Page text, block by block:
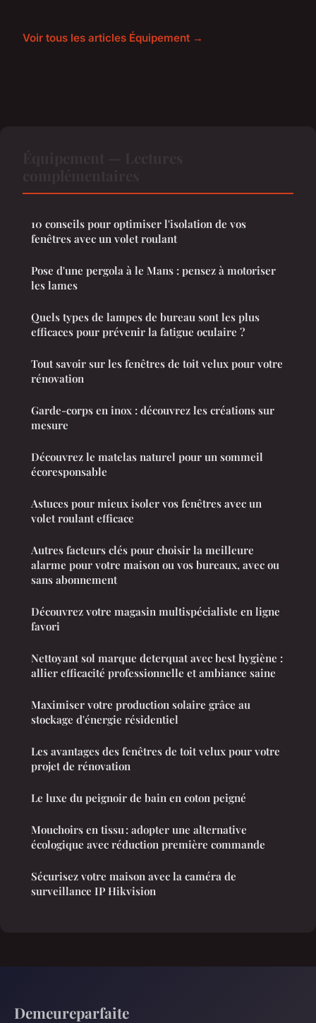
Voir tous les articles Équipement →
10 conseils pour optimiser l'isolation de vos
fenêtres avec un volet roulant
Pose d'une pergola à le Mans : pensez à motoriser
les lames
Quels types de lampes de bureau sont les plus
efficaces pour prévenir la fatigue oculaire ?
Tout savoir sur les fenêtres de toit velux pour votre
rénovation
Garde-corps en inox : découvrez les créations sur
mesure
Découvrez le matelas naturel pour un sommeil
écoresponsable
Astuces pour mieux isoler vos fenêtres avec un
volet roulant efficace
Autres facteurs clés pour choisir la meilleure
alarme pour votre maison ou vos bureaux, avec ou
sans abonnement
Découvrez votre magasin multispécialiste en ligne
favori
Nettoyant sol marque deterquat avec best hygiène :
allier efficacité professionnelle et ambiance saine
Maximiser votre production solaire grâce au
stockage d'énergie résidentiel
Les avantages des fenêtres de toit velux pour votre
projet de rénovation
Le luxe du peignoir de bain en coton peigné
Mouchoirs en tissu : adopter une alternative
écologique avec réduction première commande
Sécurisez votre maison avec la caméra de
surveillance IP Hikvision
Demeureparfaite